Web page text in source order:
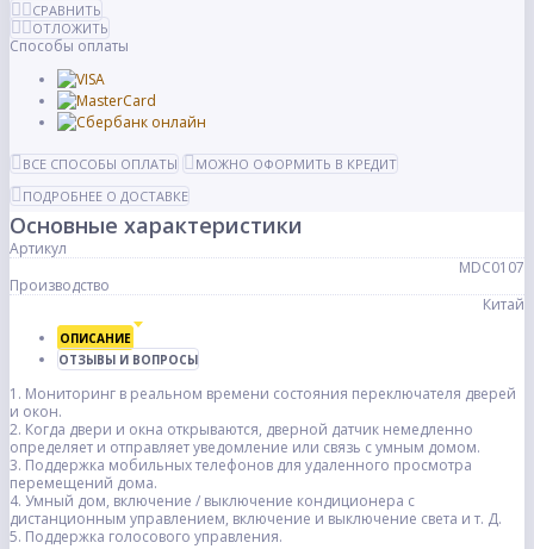
СРАВНИТЬ
ОТЛОЖИТЬ
Способы оплаты
ВСЕ СПОСОБЫ ОПЛАТЫ
МОЖНО ОФОРМИТЬ В КРЕДИТ
ПОДРОБНЕЕ О ДОСТАВКЕ
Основные характеристики
Артикул
MDC0107
Производство
Китай
ОПИСАНИЕ
ОТЗЫВЫ И ВОПРОСЫ
1. Мониторинг в реальном времени состояния переключателя дверей
и окон.
2. Когда двери и окна открываются, дверной датчик немедленно
определяет и отправляет уведомление или связь с умным домом.
3. Поддержка мобильных телефонов для удаленного просмотра
перемещений дома.
4. Умный дом, включение / выключение кондиционера с
дистанционным управлением, включение и выключение света и т. Д.
5. Поддержка голосового управления.